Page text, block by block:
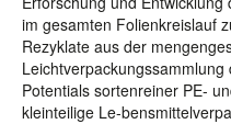
im gesamten Folienkreislauf
Rezyklate aus der
Potentials sortenreiner PE-
kleinteilige Le-